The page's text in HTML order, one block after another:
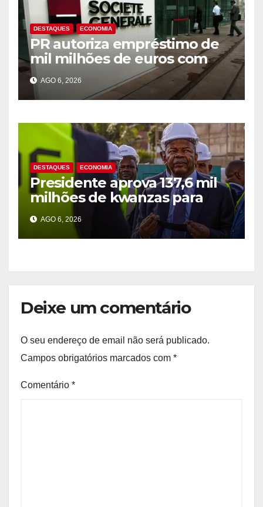
DESTAQUES ECONOMIA
PR autoriza empréstimo de
mil milhões de euros com
Société Générale para o PIP
AGO 6, 2026
DESTAQUES ECONOMIA
Presidente aprova 137,6 mil
milhões de kwanzas para
melhorar água em três
províncias
AGO 6, 2026
Deixe um comentário
O seu endereço de email não será publicado.
Campos obrigatórios marcados com *
Comentário *